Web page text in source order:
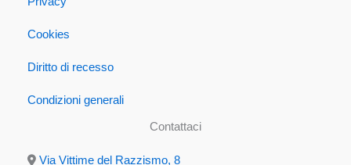
Cookies
Diritto di recesso
Condizioni generali
Contattaci
Via Vittime del Razzismo, 8